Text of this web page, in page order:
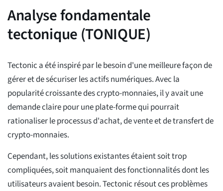
Analyse fondamentale
tectonique (TONIQUE)
Tectonic a été inspiré par le besoin d'une meilleure façon de
gérer et de sécuriser les actifs numériques. Avec la
popularité croissante des crypto-monnaies, il y avait une
demande claire pour une plate-forme qui pourrait
rationaliser le processus d'achat, de vente et de transfert de
crypto-monnaies.
Cependant, les solutions existantes étaient soit trop
compliquées, soit manquaient des fonctionnalités dont les
utilisateurs avaient besoin. Tectonic résout ces problèmes